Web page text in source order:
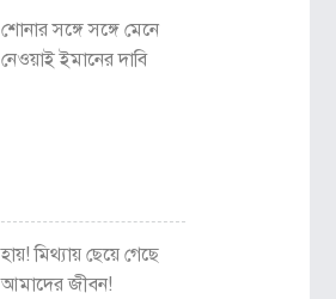
শোনার সঙ্গে সঙ্গে মেনে
নেওয়াই ইমানের দাবি
হায়! মিথ্যায় ছেয়ে গেছে
আমাদের জীবন!